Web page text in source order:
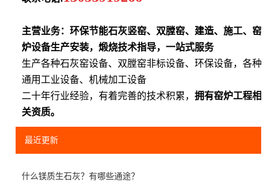
主营业务：环保节能石灰竖窑、双膛窑、建造、施工、窑
炉设备生产安装，煅烧技术指导，一站式服务
生产各种石灰窑设备、双膛窑非标设备、环保设备，各种
通用工业设备、机械加工设备
二十年行业经验，有着完善的技术积累，拥有窑炉工程相
关资质。
最近更新
什么镁质生石灰？有哪些通途？